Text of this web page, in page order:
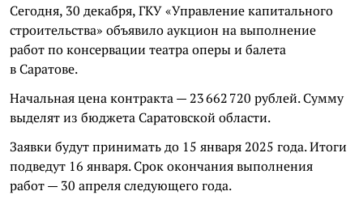
Сегодня, 30 декабря, ГКУ «Управление капитального
строительства» объявило аукцион на выполнение
работ по консервации театра оперы и балета
в Саратове.
Начальная цена контракта — 23 662 720 рублей. Сумму
выделят из бюджета Саратовской области.
Заявки будут принимать до 15 января 2025 года. Итоги
подведут 16 января. Срок окончания выполнения
работ — 30 апреля следующего года.